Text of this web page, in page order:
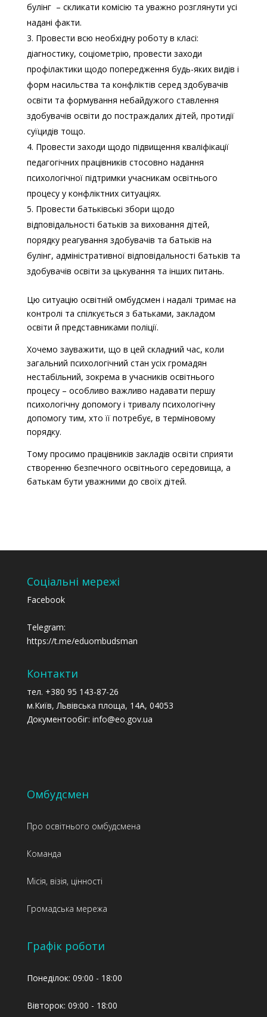
булінг – скликати комісію та уважно розглянути усі
надані факти.
Провести всю необхідну роботу в класі:
діагностику, соціометрію, провести заходи
профілактики щодо попередження будь-яких видів і
форм насильства та конфліктів серед здобувачів
освіти та формування небайдужого ставлення
здобувачів освіти до постраждалих дітей, протидії
суїцидів тощо.
Провести заходи щодо підвищення кваліфікації
педагогічних працівників стосовно надання
психологічної підтримки учасникам освітнього
процесу у конфліктних ситуаціях.
Провести батьківські збори щодо
відповідальності батьків за виховання дітей,
порядку реагування здобувачів та батьків на
булінг, адміністративної відповідальності батьків та
здобувачів освіти за цькування та інших питань.
Цю ситуацію освітній омбудсмен і надалі тримає на
контролі та спілкується з батьками, закладом
освіти й представниками поліції.
Хочемо зауважити, що в цей складний час, коли
загальний психологічний стан усіх громадян
нестабільний, зокрема в учасників освітнього
процесу – особливо важливо надавати першу
психологічну допомогу і тривалу психологічну
допомогу тим, хто її потребує, в терміновому
порядку.
Тому просимо працівників закладів освіти сприяти
створенню безпечного освітнього середовища, а
батькам бути уважними до своїх дітей.
Соціальні мережі
Facebook
Telegram:
https://t.me/eduombudsman
Контакти
тел. +380 95 143-87-26
м.Київ, Львівська площа, 14А, 04053
Документообіг: info@eo.gov.ua
Омбудсмен
Про освітнього омбудсмена
Команда
Місія, візія, цінності
Громадська мережа
Графік роботи
Понеділок: 09:00 - 18:00
Вівторок: 09:00 - 18:00